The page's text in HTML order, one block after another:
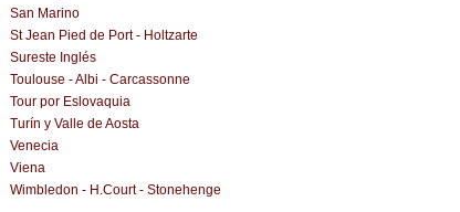
San Marino
St Jean Pied de Port - Holtzarte
Sureste Inglés
Toulouse - Albi - Carcassonne
Tour por Eslovaquia
Turín y Valle de Aosta
Venecia
Viena
Wimbledon - H.Court - Stonehenge